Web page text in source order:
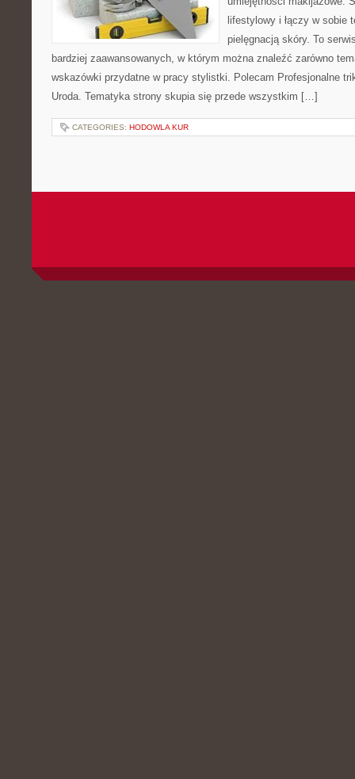
lifestylowy i łączy w sobie
pielęgnacją skóry. To
bardziej zaawansowanych, w którym można znaleźć zarówno
wskazówki przydatne w pracy stylistki. Polecam Profesjonalne
Uroda. Tematyka strony skupia się przede wszystkim […]
CATEGORIES: HODOWLA KUR